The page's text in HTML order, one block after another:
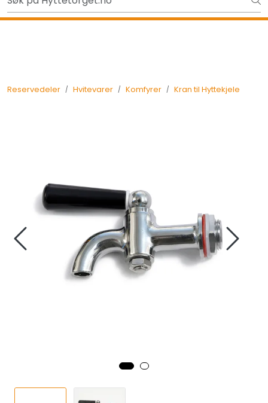
Skip to main contentUt på tur i sommer? Sjekk her først
Reservedeler Hvitevarer Komfyrer Kran til Hyttekjele
Tilbake